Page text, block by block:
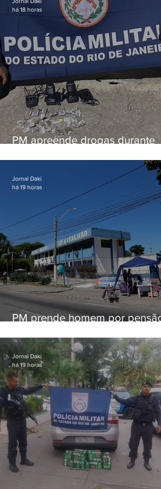
PM apreende drogas durante
há 18 horas
PM prende homem por pensão
Jornal Daki
há 19 horas
Jornal Daki
há 19 horas